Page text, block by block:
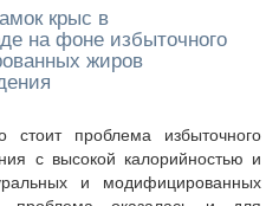
крыс в
на фоне избыточного
жиров
проблема избыточного
с высокой калорийностью и
и модифицированных